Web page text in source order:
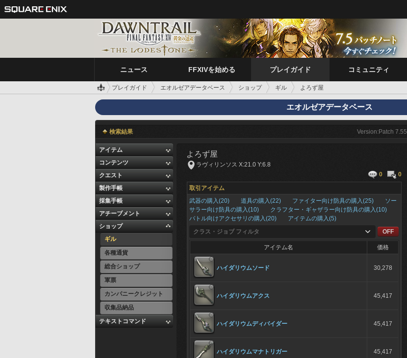
ニュース FFXIVを始める プレイガイド コミュニティ
プレイガイド エオルゼアデータベース ショップ ギル よろず屋
エオルゼアデータベース
検索結果 Version:Patch 7.55
アイテム
コンテンツ
クエスト
製作手帳
採集手帳
アチーブメント
ショップ
ギル
各種通貨
総合ショップ
軍票
カンパニークレジット
収集品納品
テキストコマンド
よろず屋
ラヴィリンソス X:21.0 Y:6.8
0
0
取引アイテム
武器の購入(20)
道具の購入(22) ファイター向け防具の購入(25)
ソー
サラー向け防具の購入(10)
クラフター・ギャザラー向け防具の購入(10)
バトル向けアクセサリの購入(20)
アイテムの購入(5)
クラス・ジョブ フィルタ
OFF
アイテム名 価格
ハイダリウムソード 30,278
ハイダリウムアクス 45,417
ハイダリウムディバイダー 45,417
ハイダリウムマナトリガー 45,417